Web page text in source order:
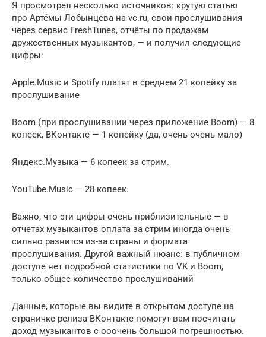
Я просмотрел несколько источников: крутую статью
про Артёмы Лобынцева на vc.ru, свои прослушивания
через сервис FreshTunes, отчёты по продажам
дружественных музыкантов, — и получил следующие
цифры:
Apple.Music и Spotify платят в среднем 21 копейку за
прослушивание
Boom (при прослушивании через приложение Boom) — 8
копеек, ВКонтакте — 1 копейку (да, очень-очень мало)
Яндекс.Музыка — 6 копеек за стрим.
YouTube.Music — 28 копеек.
Важно, что эти цифры очень приблизительные — в
отчетах музыкантов оплата за стрим иногда очень
сильно разнится из-за страны и формата
прослушивания. Другой важный нюанс: в публичном
доступе нет подробной статистики по VK и Boom,
только общее количество прослушиваний
Данные, которые вы видите в открытом доступе на
страничке релиза ВКонтакте помогут вам посчитать
доход музыкантов с ооочень большой погрешностью.